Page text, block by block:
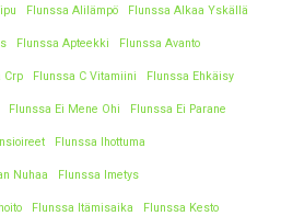
Flunssa Alilämpö Flunssa Alkaa Yskällä
Flunssa Apteekki Flunssa Avanto
Crp Flunssa C Vitamiini Flunssa Ehkäisy
Flunssa Ei Mene Ohi Flunssa Ei Parane
Flunssa Ihottuma
Nuhaa Flunssa Imetys
Flunssa Itämisaika Flunssa Kesto